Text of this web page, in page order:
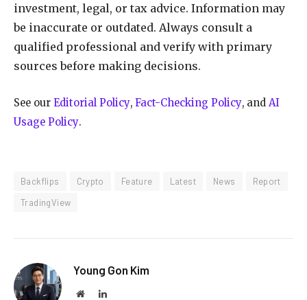
investment, legal, or tax advice. Information may
be inaccurate or outdated. Always consult a
qualified professional and verify with primary
sources before making decisions.
See our Editorial Policy, Fact-Checking Policy, and AI
Usage Policy.
Backflips Crypto Feature Latest News
Report
TradingView
Young Gon Kim
WebsiteLinkedIn